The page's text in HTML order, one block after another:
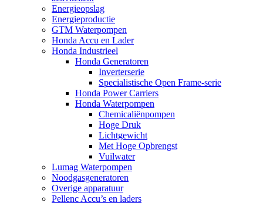
Energieopslag
Energieproductie
GTM Waterpompen
Honda Accu en Lader
Honda Industrieel
Honda Generatoren
Inverterserie
Specialistische Open Frame-serie
Honda Power Carriers
Honda Waterpompen
Chemicaliënpompen
Hoge Druk
Lichtgewicht
Met Hoge Opbrengst
Vuilwater
Lumag Waterpompen
Noodgasgeneratoren
Overige apparatuur
Pellenc Accu’s en laders